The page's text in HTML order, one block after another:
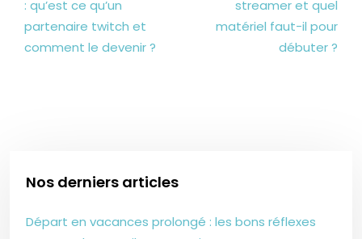
: qu’est ce qu’un
partenaire twitch et
comment le devenir ?
streamer et quel
matériel faut-il pour
débuter ?
Nos derniers articles
Départ en vacances prolongé : les bons réflexes